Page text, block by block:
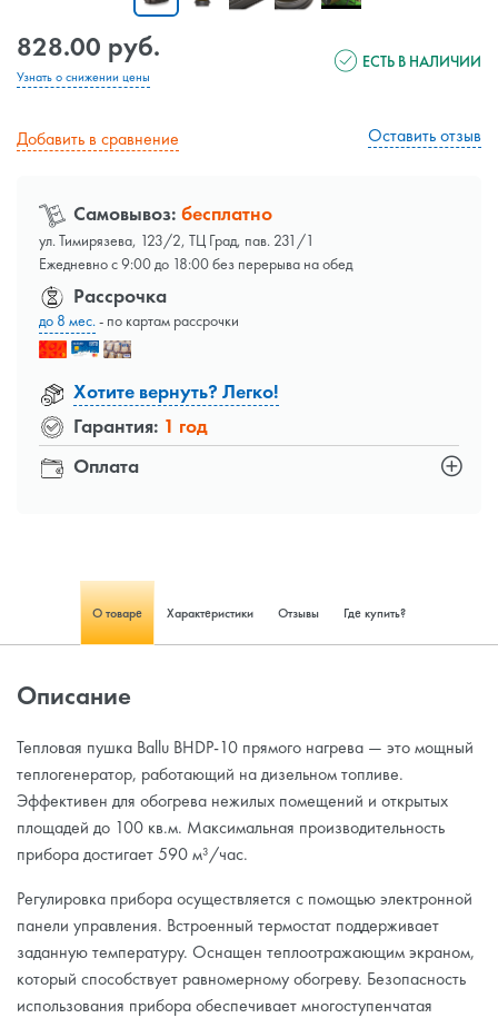
828.00 руб.
Узнать о снижении цены
ЕСТЬ В НАЛИЧИИ
Добавить в сравнение Оставить отзыв
Самовывоз: бесплатно
ул. Тимирязева, 123/2, ТЦ Град, пав. 231/1
Ежедневно с 9:00 до 18:00 без перерыва на обед
Оплата
Рассрочка
до 8 мес.- по картам рассрочки
Хотите вернуть? Легко!
Гарантия: 1 год
О товаре Характеристики Отзывы Где купить?
Описание
Тепловая пушка Ballu BHDP-10 прямого нагрева — это мощный
теплогенератор, работающий на дизельном топливе.
Эффективен для обогрева нежилых помещений и открытых
площадей до 100 кв.м. Максимальная производительность
прибора достигает 590 м³/час.
Регулировка прибора осуществляется с помощью электронной
панели управления. Встроенный термостат поддерживает
заданную температуру. Оснащен теплоотражающим экраном,
который способствует равномерному обогреву. Безопасность
использования прибора обеспечивает многоступенчатая